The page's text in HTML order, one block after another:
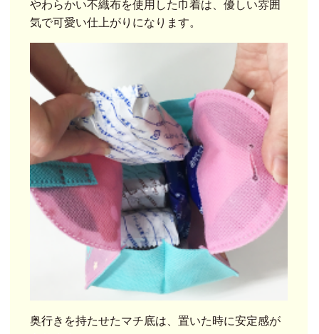
やわらかい不織布を使用した巾着は、優しい雰囲
気で可愛い仕上がりになります。
奥行きを持たせたマチ底は、置いた時に安定感が